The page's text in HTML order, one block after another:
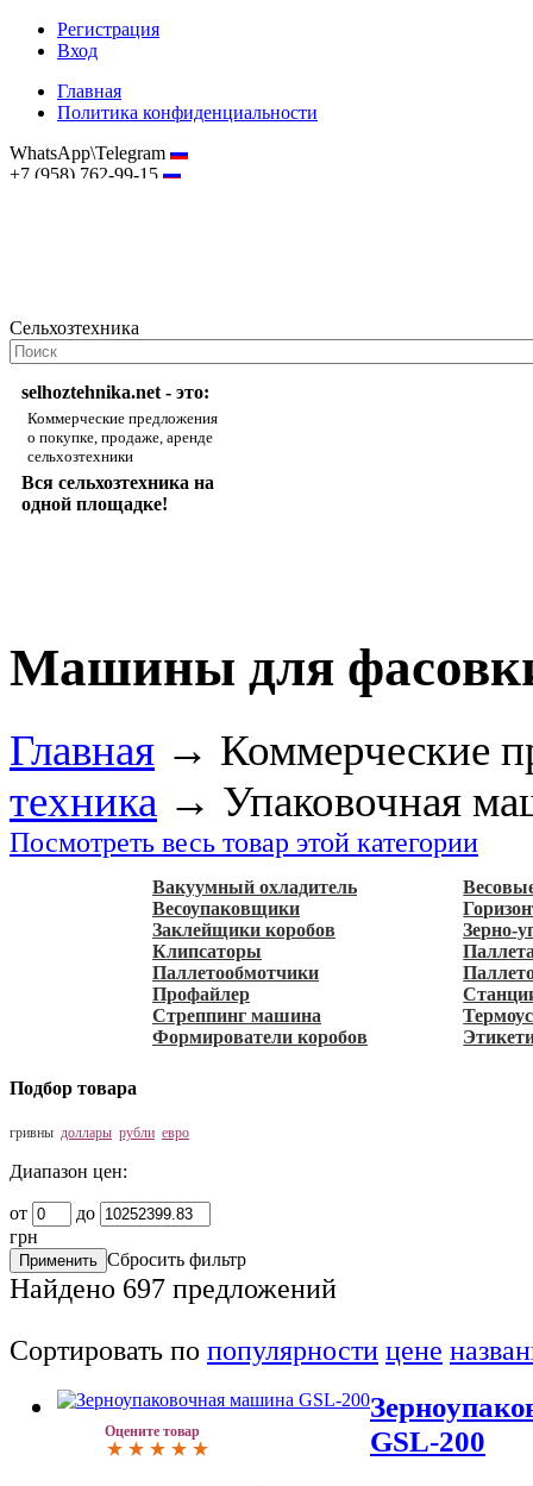
Регистрация
Вход
Главная
Политика конфиденциальности
WhatsApp\Telegram
+7 (958) 762-99-15
Сельхозтехника
selhoztehnika.net - это:
Коммерческие предложения
о покупке, продаже, аренде
сельхозтехники
Вся сельхозтехника на
одной площадке!
Машины для
Главная → Коммерческие
техника → Упаковочная
Посмотреть весь товар этой категории
Вакуумный охладитель
Весоупаковщики
Заклейщики коробов
Зерно-
Клипсаторы
Паллетообмотчики
Профайлер
Cтреппинг машина
Формирователи коробов
Подбор товара
гривны доллары рубли евро
Диапазон цен:
от
до
грн
Сбросить фильтр
Найдено 697 предложений
Сортировать по популярности цене
Оцените товар
GSL-200